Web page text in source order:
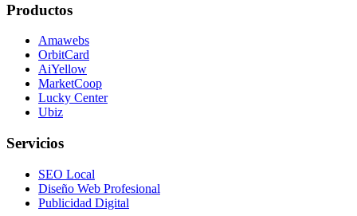
Productos
Amawebs
OrbitCard
AiYellow
MarketCoop
Lucky Center
Ubiz
Servicios
SEO Local
Diseño Web Profesional
Publicidad Digital